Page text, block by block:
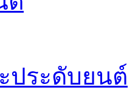
ประดับยนต์